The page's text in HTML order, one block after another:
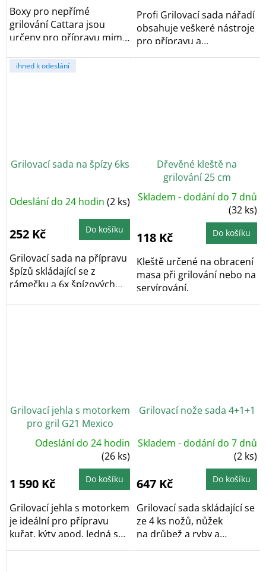
Boxy pro nepřímé
grilování Cattara jsou
určeny pro přípravu mimo
Profi Grilovací sada nářadí
obsahuje veškeré nástroje
pro přípravu a
konzumaci...
ihned k odeslání
Grilovací sada na špízy 6ks
Odeslání do 24 hodin (2 ks)
252 Kč Do košíku
Grilovací sada na přípravu
špízů skládající se z
rámečku a 6x špízových
Dřevěné kleště na
grilování 25 cm
Skladem - dodání do 7 dnů
(32 ks)
118 Kč Do košíku
Kleště určené na obracení
masa při grilování nebo na
servírování.
Grilovací jehla s motorkem
pro gril G21 Mexico
Odeslání do 24 hodin
(26 ks)
1 590 Kč Do košíku
Grilovací jehla s motorkem
je ideální pro přípravu
kuřat, kýty apod. Jedná se
o...
Grilovací nože sada 4+1+1
Skladem - dodání do 7 dnů
(2 ks)
647 Kč Do košíku
Grilovací sada skládající se
ze 4 ks nožů, nůžek
na drůbež a ryby a
prkénka pro...